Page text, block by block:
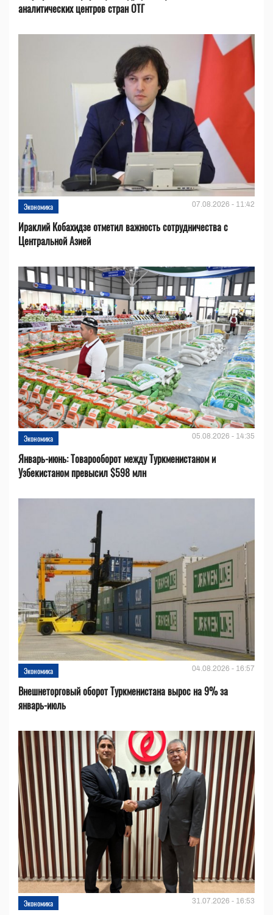
аналитических центров стран ОТГ
Экономика 07.08.2026 - 11:42
Ираклий Кобахидзе отметил важность сотрудничества с
Центральной Азией
Экономика 05.08.2026 - 14:35
Январь-июнь: Товарооборот между Туркменистаном и
Узбекистаном превысил $598 млн
Экономика 04.08.2026 - 16:57
Внешнеторговый оборот Туркменистана вырос на 9% за
январь-июль
Экономика 31.07.2026 - 16:53